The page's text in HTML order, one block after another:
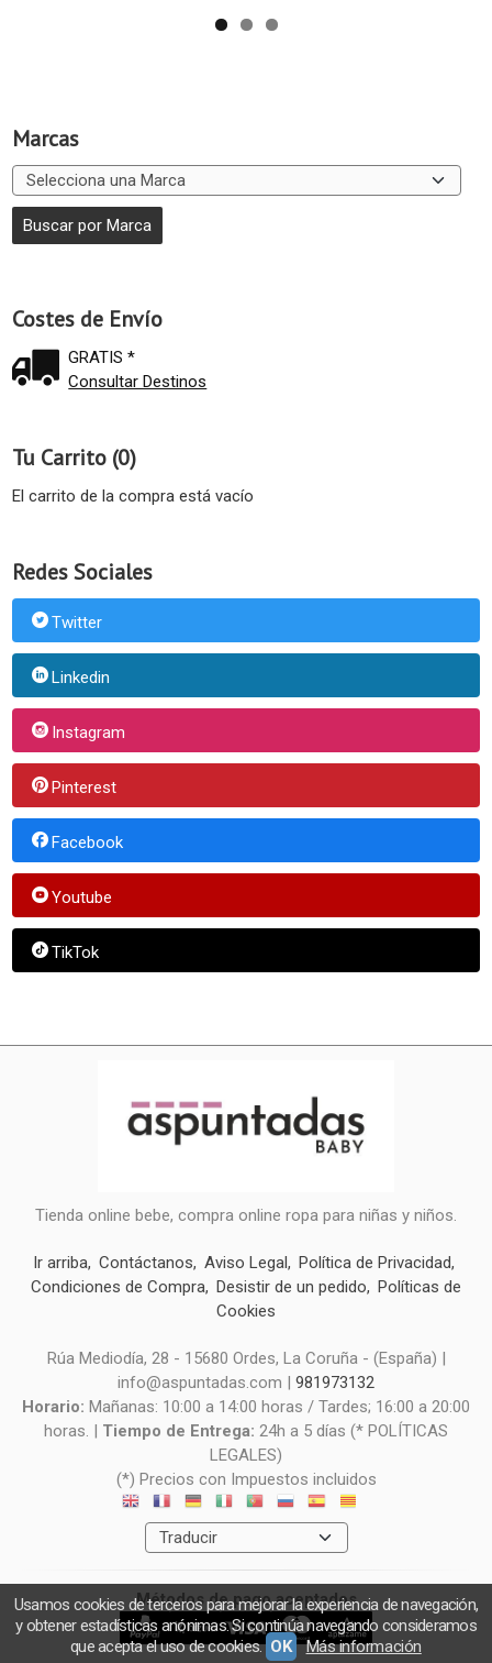
Marcas
Costes de Envío
GRATIS *
Consultar Destinos
Tu Carrito (0)
El carrito de la compra está vacío
Redes Sociales
Twitter
Linkedin
Instagram
Pinterest
Facebook
Youtube
TikTok
Tienda online bebe, compra online ropa para niñas y niños.
Ir arriba Contáctanos Aviso Legal
Política de Privacidad
Condiciones de Compra Desistir de un pedido
Políticas de
Cookies
Rúa Mediodía, 28 - 15680 Ordes, La Coruña - (España) |
info@aspuntadas.com | 981973132
Horario: Mañanas: 10:00 a 14:00 horas / Tardes; 16:00 a 20:00
horas. | Tiempo de Entrega: 24h a 5 días (* POLÍTICAS
LEGALES)
(*) Precios con Impuestos incluidos
Métodos de pago aceptados
Usamos cookies de terceros para mejorar la experiencia de navegación,
y obtener estadísticas anónimas. Si continúa navegando consideramos
que acepta el uso de cookies. OK Más información